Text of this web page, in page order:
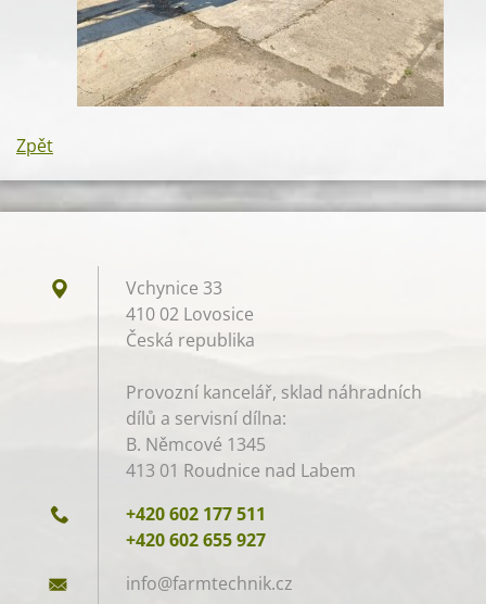
Zpět
Vchynice 33
410 02 Lovosice
Česká republika
Provozní kancelář, sklad náhradních
dílů a servisní dílna:
B. Němcové 1345
413 01 Roudnice nad Labem
+420 602 177 511
+420 602 655 927
info@farmtechnik.cz